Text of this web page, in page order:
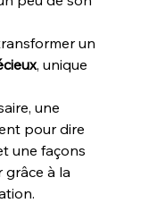
un
, unique
une
pour dire
une façons
grâce à la